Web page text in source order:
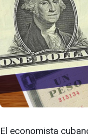
El economista